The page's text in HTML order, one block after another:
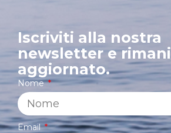
Iscriviti alla nostra
newsletter e rimani
aggiornato.
Nome
Email